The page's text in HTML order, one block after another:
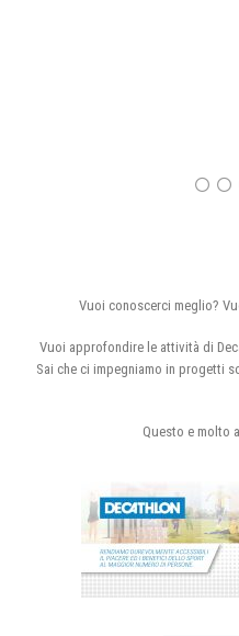
Vuoi conoscerci meglio?
Vuoi approfondire le attività di
Sai che ci impegniamo in progetti
Questo e molto